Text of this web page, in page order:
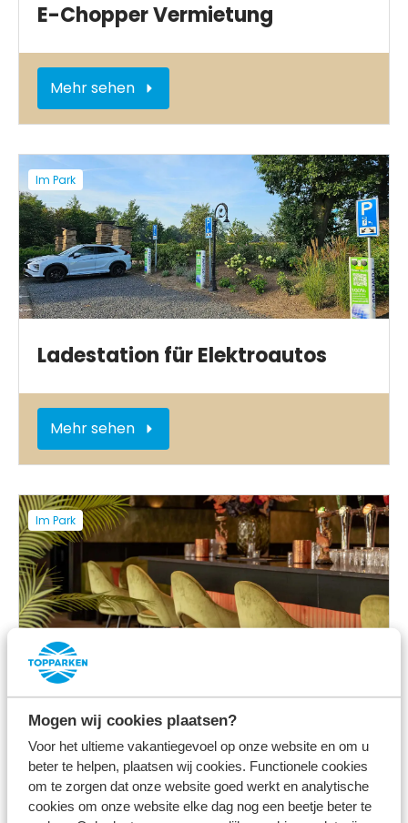
Mogen wij cookies plaatsen?
Voor het ultieme vakantiegevoel op onze website en om u
beter te helpen, plaatsen wij cookies. Functionele cookies
om te zorgen dat onze website goed werkt en analytische
cookies om onze website elke dag nog een beetje beter te
E-Chopper Vermietung
Mehr sehen
Im Park
Ladestation für Elektroautos
Mehr sehen
Im Park
Restaurant mit Terrasse
Im Park